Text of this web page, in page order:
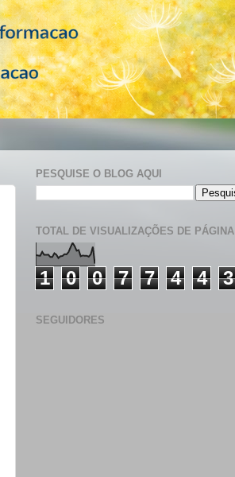
PESQUISE O BLOG AQUI
TOTAL DE VISUALIZAÇÕES DE PÁGINA
1 0 0 7 7 4 4 3
SEGUIDORES